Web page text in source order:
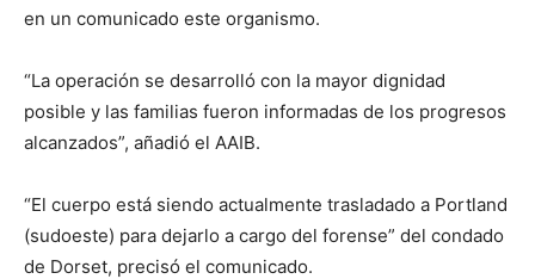
en un comunicado este organismo.
“La operación se desarrolló con la mayor dignidad
posible y las familias fueron informadas de los progresos
alcanzados”, añadió el AAIB.
“El cuerpo está siendo actualmente trasladado a Portland
(sudoeste) para dejarlo a cargo del forense” del condado
de Dorset, precisó el comunicado.